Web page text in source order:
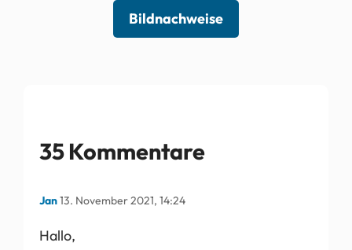
Bildnachweise
35 Kommentare
Jan13. November 2021, 14:24
Hallo,